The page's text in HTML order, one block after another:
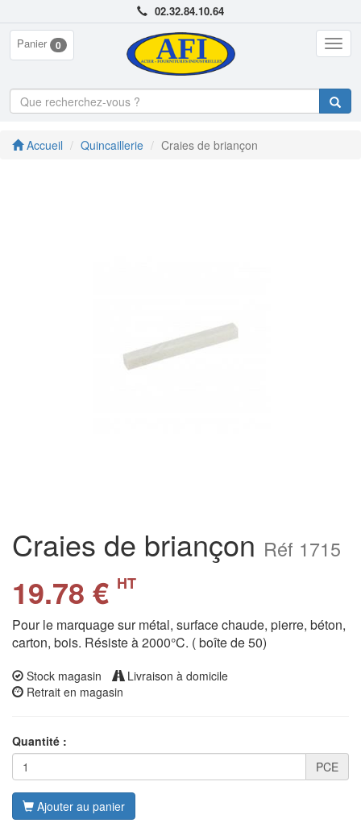
02.32.84.10.64
Panier 0
Accueil Quincaillerie Craies de briançon
Craies de briançon Réf 1715
19.78 € HT
Pour le marquage sur métal, surface chaude, pierre, béton,
carton, bois. Résiste à 2000°C. ( boîte de 50)
Stock magasin
Livraison à domicile
Retrait en magasin
Quantité :
PCE
Ajouter au panier